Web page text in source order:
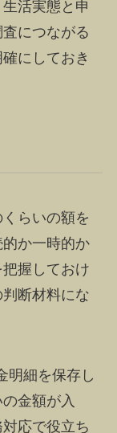
活実態と申
につながる
にしておき
らいの額を
か一時的か
握しておけ
断材料にな
明細を保存し
金額が入
応で役立ち